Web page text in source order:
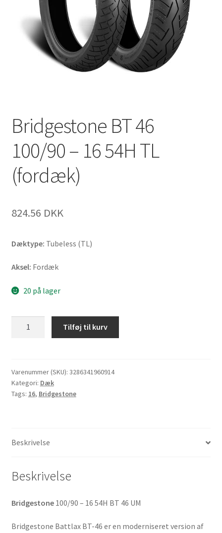
Bridgestone BT 46
100/90 – 16 54H TL
(fordæk)
824.56 DKK
Dæktype: Tubeless (TL)
Aksel: Fordæk
20 på lager
-
16
54H
Tilføj til kurv
Varenummer (SKU): 3286341960914
Kategori: Dæk
Tags: 16, Bridgestone
Beskrivelse
Beskrivelse
Bridgestone 100/90 – 16 54H BT 46 UM
Bridgestone Battlax BT-46 er en moderniseret version af